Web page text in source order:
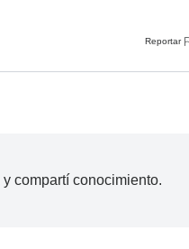
Reportar
y compartí conocimiento.